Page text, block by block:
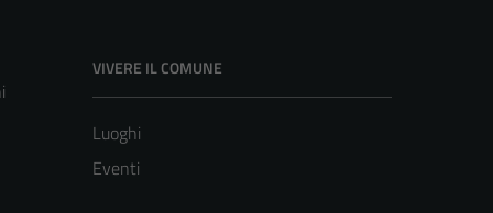
VIVERE IL COMUNE
Luoghi
Eventi